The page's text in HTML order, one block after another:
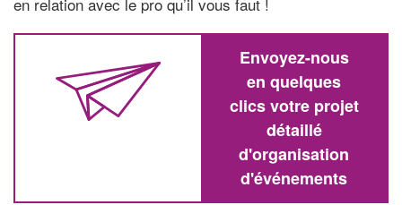
Envoyez-nous
en quelques
clics votre projet
détaillé
d'organisation
d'événements